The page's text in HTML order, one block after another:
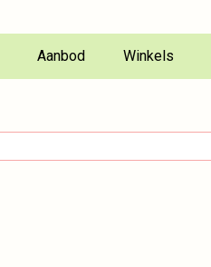
Aanbod Winkels